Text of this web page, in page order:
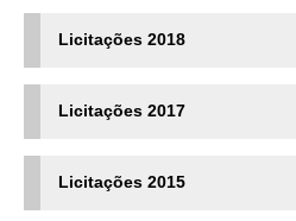
Licitações2018
Licitações2017
Licitações2015